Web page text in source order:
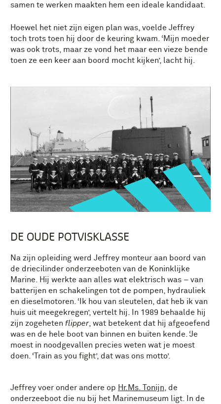
samen te werken maakten hem een ideale kandidaat.
Hoewel het niet zijn eigen plan was, voelde Jeffrey
toch trots toen hij door de keuring kwam. ‘Mijn moeder
was ook trots, maar ze vond het maar een vieze bende
toen ze een keer aan boord mocht kijken’, lacht hij.
DE OUDE POTVISKLASSE
Na zijn opleiding werd Jeffrey monteur aan boord van
de driecilinder onderzeeboten van de Koninklijke
Marine. Hij werkte aan alles wat elektrisch was – van
batterijen en schakelingen tot de pompen, hydrauliek
en dieselmotoren. ‘Ik hou van sleutelen, dat heb ik van
huis uit meegekregen’, vertelt hij. In 1989 behaalde hij
zijn zogeheten flipper, wat betekent dat hij afgeoefend
was en de hele boot van binnen en buiten kende. ‘Je
moest in noodgevallen precies weten wat je moest
doen. ‘Train as you fight’, dat was ons motto’.
Jeffrey voer onder andere op Hr.Ms. Tonijn , de
onderzeeboot die nu bij het Marinemuseum ligt. In de